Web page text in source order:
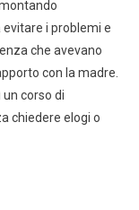
i problemi e
che avevano
con la madre.
corso di
chiedere elogi o